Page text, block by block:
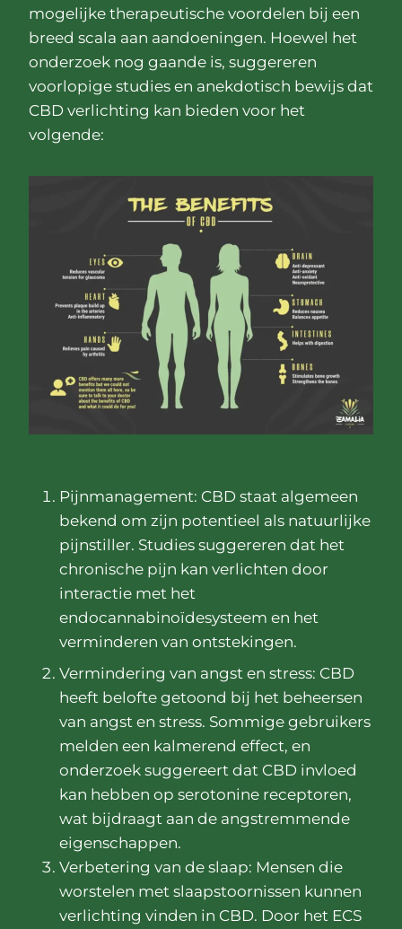
mogelijke therapeutische voordelen bij een
breed scala aan aandoeningen. Hoewel het
onderzoek nog gaande is, suggereren
voorlopige studies en anekdotisch bewijs dat
CBD verlichting kan bieden voor het
volgende:
Pijnmanagement: CBD staat algemeen
bekend om zijn potentieel als natuurlijke
pijnstiller. Studies suggereren dat het
chronische pijn kan verlichten door
interactie met het
endocannabinoïdesysteem en het
verminderen van ontstekingen.
Vermindering van angst en stress: CBD
heeft belofte getoond bij het beheersen
van angst en stress. Sommige gebruikers
melden een kalmerend effect, en
onderzoek suggereert dat CBD invloed
kan hebben op serotonine receptoren,
wat bijdraagt aan de angstremmende
eigenschappen.
Verbetering van de slaap: Mensen die
worstelen met slaapstoornissen kunnen
verlichting vinden in CBD. Door het ECS